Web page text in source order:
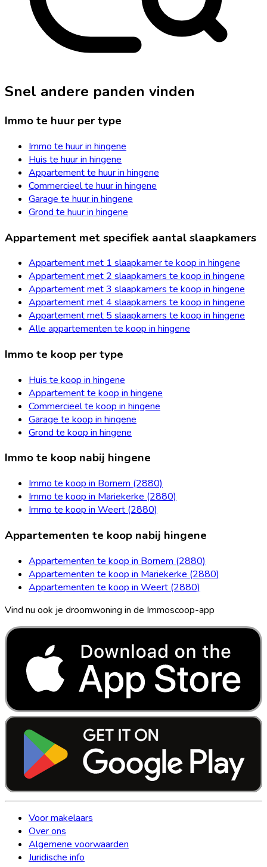
Snel andere panden vinden
Immo te huur per type
Immo te huur in hingene
Huis te huur in hingene
Appartement te huur in hingene
Commercieel te huur in hingene
Garage te huur in hingene
Grond te huur in hingene
Appartement met specifiek aantal slaapkamers
Appartement met 1 slaapkamer te koop in hingene
Appartement met 2 slaapkamers te koop in hingene
Appartement met 3 slaapkamers te koop in hingene
Appartement met 4 slaapkamers te koop in hingene
Appartement met 5 slaapkamers te koop in hingene
Alle appartementen te koop in hingene
Immo te koop per type
Huis te koop in hingene
Appartement te koop in hingene
Commercieel te koop in hingene
Garage te koop in hingene
Grond te koop in hingene
Immo te koop nabij hingene
Immo te koop in Bornem (2880)
Immo te koop in Mariekerke (2880)
Immo te koop in Weert (2880)
Appartementen te koop nabij hingene
Appartementen te koop in Bornem (2880)
Appartementen te koop in Mariekerke (2880)
Appartementen te koop in Weert (2880)
Vind nu ook je droomwoning in de Immoscoop-app
Voor makelaars
Over ons
Algemene voorwaarden
Juridische info